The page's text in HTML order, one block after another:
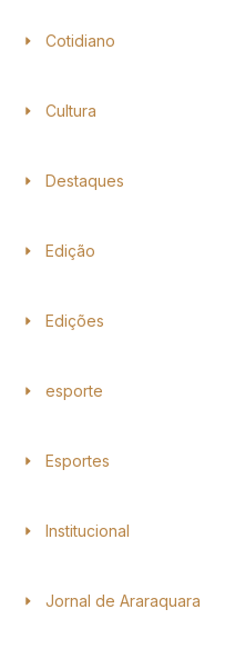
Cotidiano
Cultura
Destaques
Edição
Edições
esporte
Esportes
Institucional
Jornal de Araraquara